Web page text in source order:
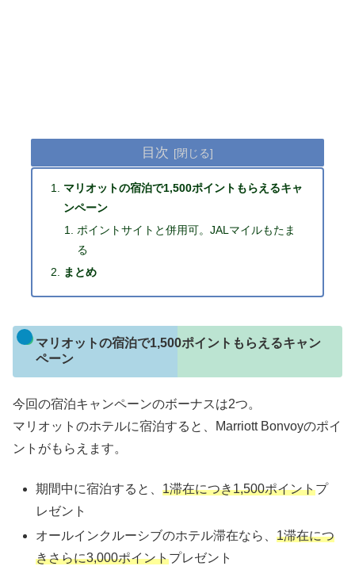
目次
マリオットの宿泊で1,500ポイントもらえるキャ
ンペーン
ポイントサイトと併用可。JALマイルもたま
る
まとめ
マリオットの宿泊で1,500ポイントもらえるキャン
ペーン
今回の宿泊キャンペーンのボーナスは2つ。
マリオットのホテルに宿泊すると、Marriott Bonvoyのポイ
ントがもらえます。
期間中に宿泊すると、1滞在につき1,500ポイントプ
レゼント
オールインクルーシブのホテル滞在なら、1滞在につ
きさらに3,000ポイントプレゼント